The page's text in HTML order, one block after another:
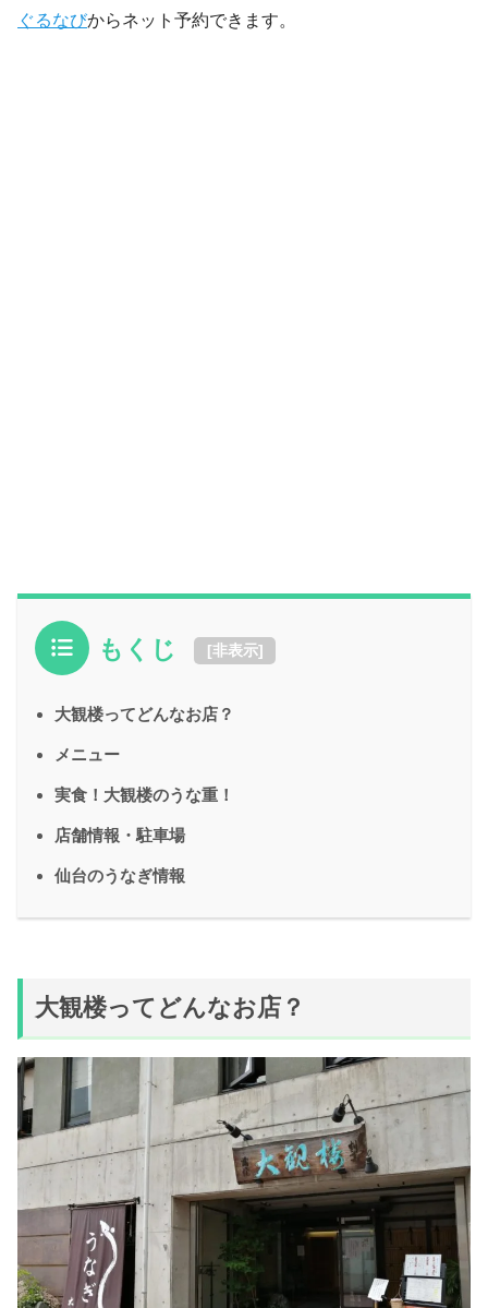
ぐるなびからネット予約できます。
もくじ [非表示]
大観楼ってどんなお店？
メニュー
実食！大観楼のうな重！
店舗情報・駐車場
仙台のうなぎ情報
大観楼ってどんなお店？